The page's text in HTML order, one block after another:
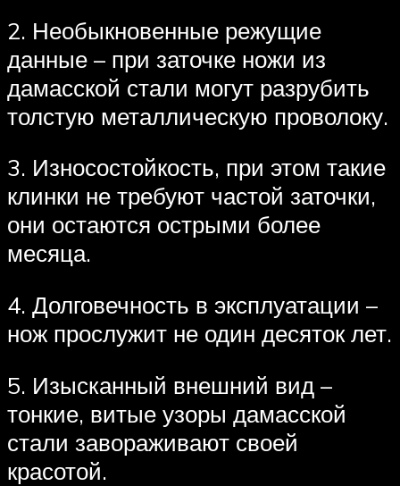
2. Необыкновенные режущие
данные – при заточке ножи из
дамасской стали могут разрубить
толстую металлическую проволоку.
3. Износостойкость, при этом такие
клинки не требуют частой заточки,
они остаются острыми более
месяца.
4. Долговечность в эксплуатации –
нож прослужит не один десяток лет.
5. Изысканный внешний вид –
тонкие, витые узоры дамасской
стали завораживают своей
красотой.